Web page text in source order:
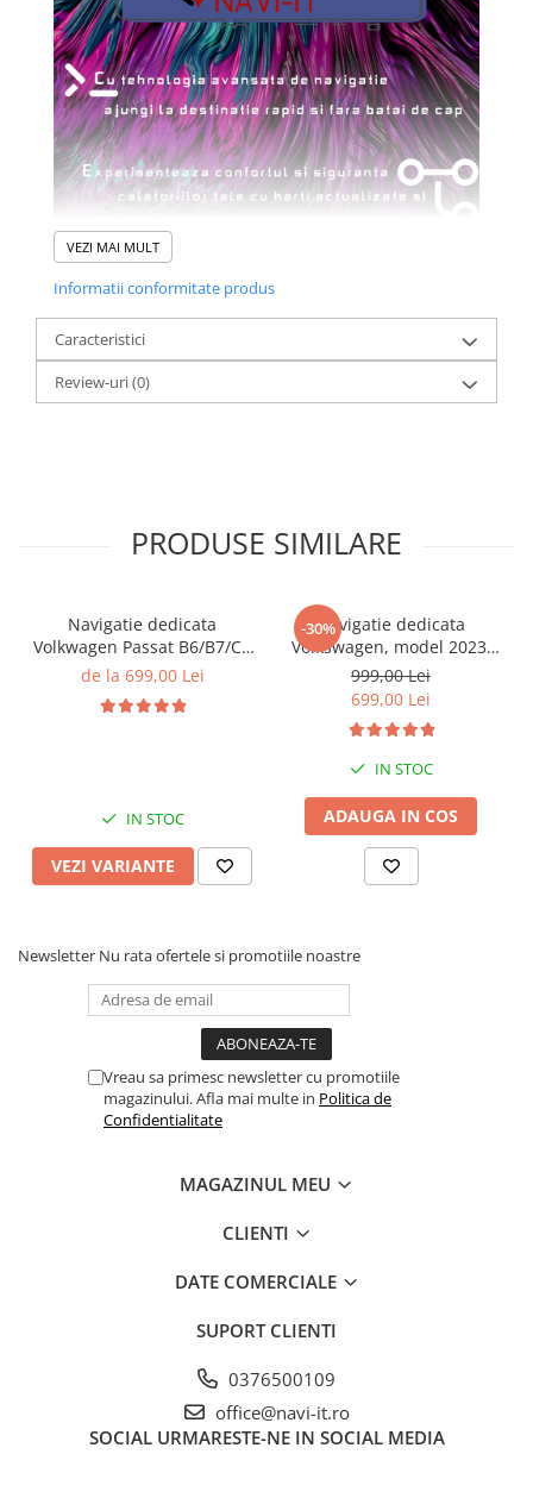
VEZI MAI MULT
Informatii conformitate produs
Caracteristici
Review-uri(0)
PRODUSE SIMILARE
Navigatie dedicata
Volkwagen Passat B6/B7/CC
Gri, 4GB RAM 64GB ROM,
Display QLED 10", DSP,
de la 699,00 Lei
IN STOC
VEZI VARIANTE
-30%Navigatie dedicata
Volkswagen, model 2023,
4GB RAM 64GB ROM,
Quadcore, Android 14,
Display QLED 7", DSP,
Carplay&Android Auto,
Suport camere AHD
999,00 Lei
699,00 Lei
IN STOC
ADAUGA IN COS
Newsletter Nu rata ofertele si promotiile noastre
Vreau sa primesc newsletter cu promotiile
magazinului. Afla mai multe in Politica de
Confidentialitate
MAGAZINUL MEU
CLIENTI
DATE COMERCIALE
SUPORT CLIENTI
0376500109
office@navi-it.ro
SOCIAL URMARESTE-NE IN SOCIAL MEDIA